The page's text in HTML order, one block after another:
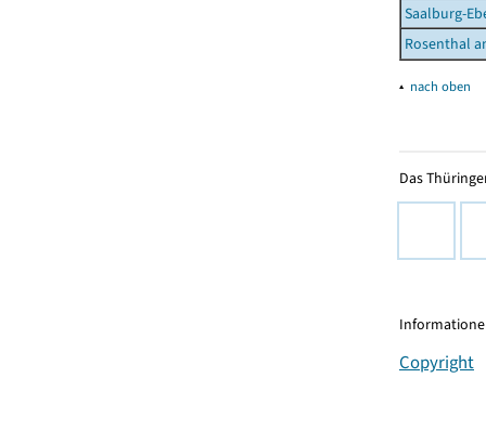
Saalburg-
Rosenthal
▴ nach oben
Das
Copyright